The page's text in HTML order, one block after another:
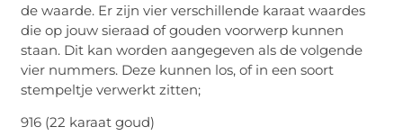
de waarde. Er zijn vier verschillende karaat waardes
die op jouw sieraad of gouden voorwerp kunnen
staan. Dit kan worden aangegeven als de volgende
vier nummers. Deze kunnen los, of in een soort
stempeltje verwerkt zitten;
916 (22 karaat goud)